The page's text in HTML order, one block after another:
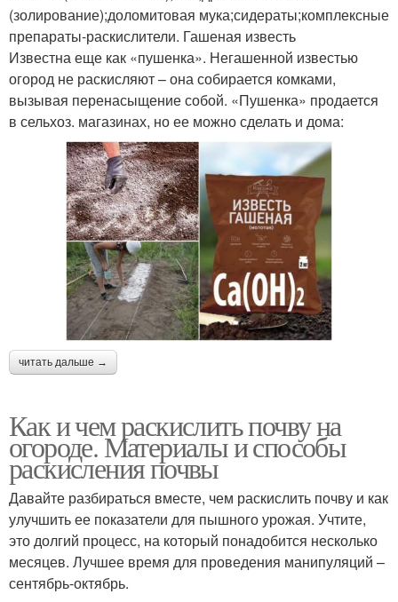
(золирование);доломитовая мука;сидераты;комплексные
препараты-раскислители. Гашеная известь
Известна еще как «пушенка». Негашенной известью
огород не раскисляют – она собирается комками,
вызывая перенасыщение собой. «Пушенка» продается
в сельхоз. магазинах, но ее можно сделать и дома:
читать дальше →
Как и чем раскислить почву на
огороде. Материалы и способы
раскисления почвы
Давайте разбираться вместе, чем раскислить почву и как
улучшить ее показатели для пышного урожая. Учтите,
это долгий процесс, на который понадобится несколько
месяцев. Лучшее время для проведения манипуляций –
сентябрь-октябрь.